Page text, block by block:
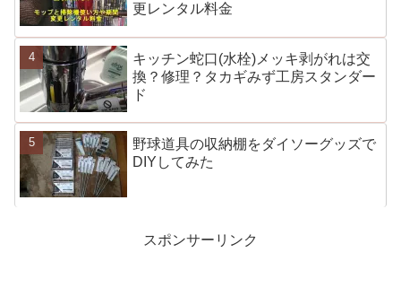
更レンタル料金
キッチン蛇口(水栓)メッキ剥がれは交
換？修理？タカギみず工房スタンダー
ド
野球道具の収納棚をダイソーグッズで
DIYしてみた
スポンサーリンク